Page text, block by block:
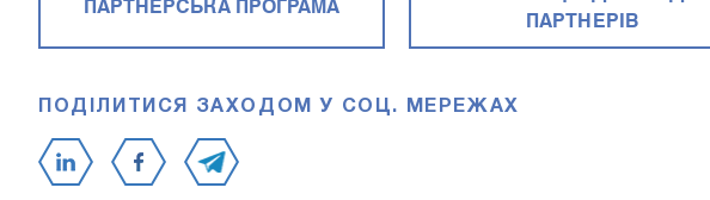
ПАРТНЕРІВ
ПОДІЛИТИСЯ ЗАХОДОМ У СОЦ. МЕРЕЖАХ